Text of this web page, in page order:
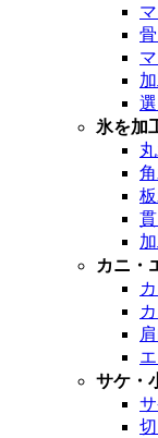
氷を加
カニ・
サケ・